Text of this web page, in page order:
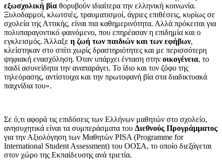
εξωσχολική βία θορυβούν ιδιαίτερα την ελληνική κοινωνία.
Ξυλοδαρμοί, κλωτσιές, τραυματισμοί, άγριες επιθέσεις, κυρίως σε
σχολεία της Αττικής, είναι πια καθημερινότητα. Αλλά πρόκειται για
πολυπαραγοντικό φαινόμενο, που επηρέασαν η επιδημία και ο
εγκλεισμός. Άλλαξε η ζωή των παιδιών και των εφήβων,
κλείστηκαν στο σπίτι χωρίς δραστηριότητες και με περισσότερη
ψηφιακή ενασχόληση. Όταν υπάρχει ένταση στην οικογένεια, το
παιδί ασυνείδητα την αναπαράγει. Το ίδιο και τον ζόφο της
τηλεόρασης, αντίστοιχα και την πρωτοφανή βία στα διαδικτυακά
παιχνίδια του».
Σε ό,τι αφορά τις επιδόσεις των Ελλήνων μαθητών στο σχολείο,
ανησυχητικά είναι τα συμπεράσματα του Διεθνούς Προγράμματος
για την Αξιολόγηση των Μαθητών PISA (Programme for
International Student Assessment) του ΟΟΣΑ, το οποίο διεξάγεται
στον χώρο της Εκπαίδευσης ανά τριετία.